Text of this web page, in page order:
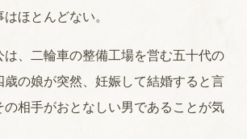
ほとんどない。
、二輪車の整備工場を営む五十代の
の娘が突然、妊娠して結婚すると言
の相手がおとなしい男であることが気